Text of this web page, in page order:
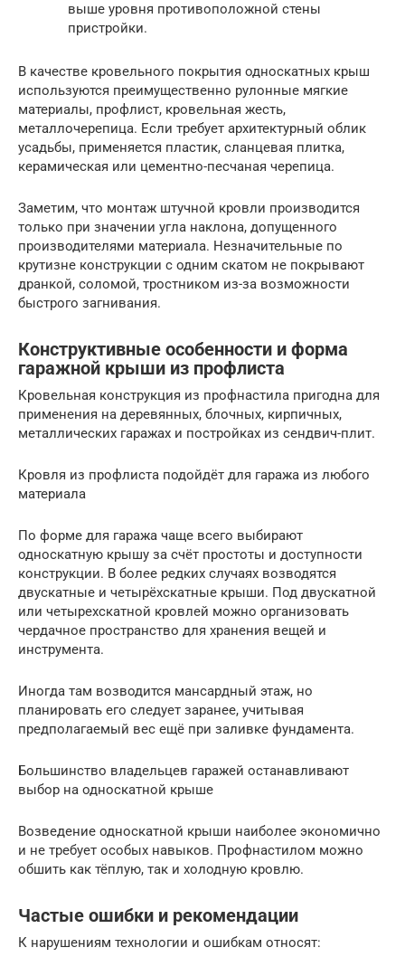
выше уровня противоположной стены
пристройки.
В качестве кровельного покрытия односкатных крыш
используются преимущественно рулонные мягкие
материалы, профлист, кровельная жесть,
металлочерепица. Если требует архитектурный облик
усадьбы, применяется пластик, сланцевая плитка,
керамическая или цементно-песчаная черепица.
Заметим, что монтаж штучной кровли производится
только при значении угла наклона, допущенного
производителями материала. Незначительные по
крутизне конструкции с одним скатом не покрывают
дранкой, соломой, тростником из-за возможности
быстрого загнивания.
Конструктивные особенности и форма
гаражной крыши из профлиста
Кровельная конструкция из профнастила пригодна для
применения на деревянных, блочных, кирпичных,
металлических гаражах и постройках из сендвич-плит.
Кровля из профлиста подойдёт для гаража из любого
материала
По форме для гаража чаще всего выбирают
односкатную крышу за счёт простоты и доступности
конструкции. В более редких случаях возводятся
двускатные и четырёхскатные крыши. Под двускатной
или четырехскатной кровлей можно организовать
чердачное пространство для хранения вещей и
инструмента.
Иногда там возводится мансардный этаж, но
планировать его следует заранее, учитывая
предполагаемый вес ещё при заливке фундамента.
Большинство владельцев гаражей останавливают
выбор на односкатной крыше
Возведение односкатной крыши наиболее экономично
и не требует особых навыков. Профнастилом можно
обшить как тёплую, так и холодную кровлю.
Частые ошибки и рекомендации
К нарушениям технологии и ошибкам относят: